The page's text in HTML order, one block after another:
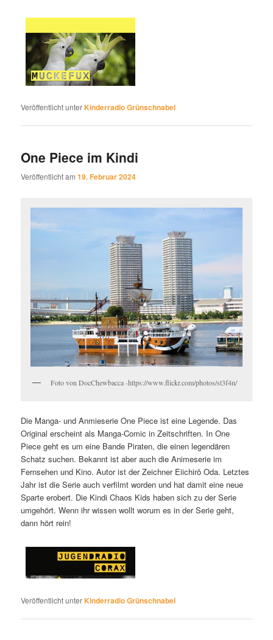
Veröffentlicht unterKinderradio Grünschnabel
One Piece im Kindi
Veröffentlicht am19. Februar 2024
Foto von DocChewbacca -https://www.flickr.com/photos/st3f4n/
Die Manga- und Anmieserie One Piece ist eine Legende. Das
Original erscheint als Manga-Comic in Zeitschriften. In One
Piece geht es um eine Bande Piraten, die einen legendären
Schatz suchen. Bekannt ist aber auch die Animeserie im
Fernsehen und Kino. Autor ist der Zeichner Eiichirō Oda. Letztes
Jahr ist die Serie auch verfilmt worden und hat damit eine neue
Sparte erobert. Die Kindi Chaos Kids haben sich zu der Serie
umgehört. Wenn ihr wissen wollt worum es in der Serie geht,
dann hört rein!
Veröffentlicht unterKinderradio Grünschnabel